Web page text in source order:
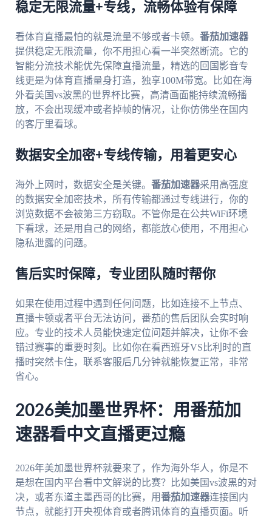
稳定无限流量+专线，流畅体验有保障
看体育直播最怕的就是流量不够或者卡顿。 番茄加速器
提供稳定无限流量，你不用担心看一半突然断流。它的
智能分流技术能优先保障直播流量，精选的回国影音专
线更是为体育直播量身打造，独享100M带宽。比如在海
外看美国vs波黑的世界杯比赛，高清画面能持续流畅播
放，不会出现缓冲或者掉帧的情况，让你仿佛坐在国内
的客厅里看球。
数据安全加密+专线传输，用着更安心
海外上网时，数据安全是关键。 番茄加速器采用高强度
的数据安全加密技术，所有传输都通过专线进行，你的
浏览数据不会被第三方窃取。不管你是在公共WiFi环境
下看球，还是用自己的网络，都能放心使用，不用担心
隐私泄露的问题。
售后实时保障，专业团队随时帮你
如果在使用过程中遇到任何问题，比如连接不上节点、
直播卡顿或者平台无法访问，番茄的售后团队会实时响
应。专业的技术人员能快速定位问题并解决，让你不会
错过赛事的重要时刻。比如你在看西班牙VS比利时的直
播时突然卡住，联系客服后几分钟就能恢复正常，非常
省心。
2026美加墨世界杯：用番茄加
速器看中文直播更过瘾
2026年美加墨世界杯就要来了，作为海外华人，你是不
是想在国内平台看中文解说的比赛？比如美国vs波黑的对
决，或者东道主墨西哥的比赛，用番茄加速器连接国内
节点，就能打开央视体育或者腾讯体育的直播页面。听